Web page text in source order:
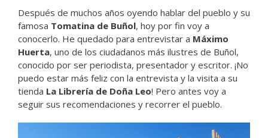
Después de muchos años oyendo hablar del pueblo y su
famosa Tomatina de Buñol, hoy por fin voy a
conocerlo. He quedado para entrevistar a Máximo
Huerta, uno de los ciudadanos más ilustres de Buñol,
conocido por ser periodista, presentador y escritor. ¡No
puedo estar más feliz con la entrevista y la visita a su
tienda La Librería de Doña Leo! Pero antes voy a
seguir sus recomendaciones y recorrer el pueblo.